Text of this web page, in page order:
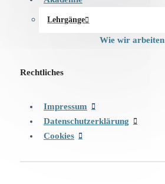
Lehrgänge
Wie wir arbeiten
Rechtliches
Impressum
Datenschutzerklärung
Cookies